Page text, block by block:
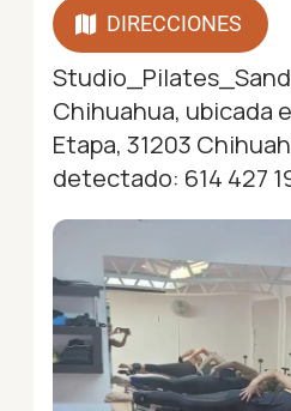
DIRECCIONES
Chihuahua, ubicada
Etapa, 31203
detectado: 614 427